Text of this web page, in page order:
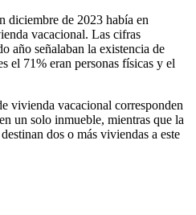
diciembre de 2023 había en
vacacional. Las cifras
año señalaban la existencia de
el 71% eran personas físicas y el
vivienda vacacional corresponden
un solo inmueble, mientras que la
dos o más viviendas a este